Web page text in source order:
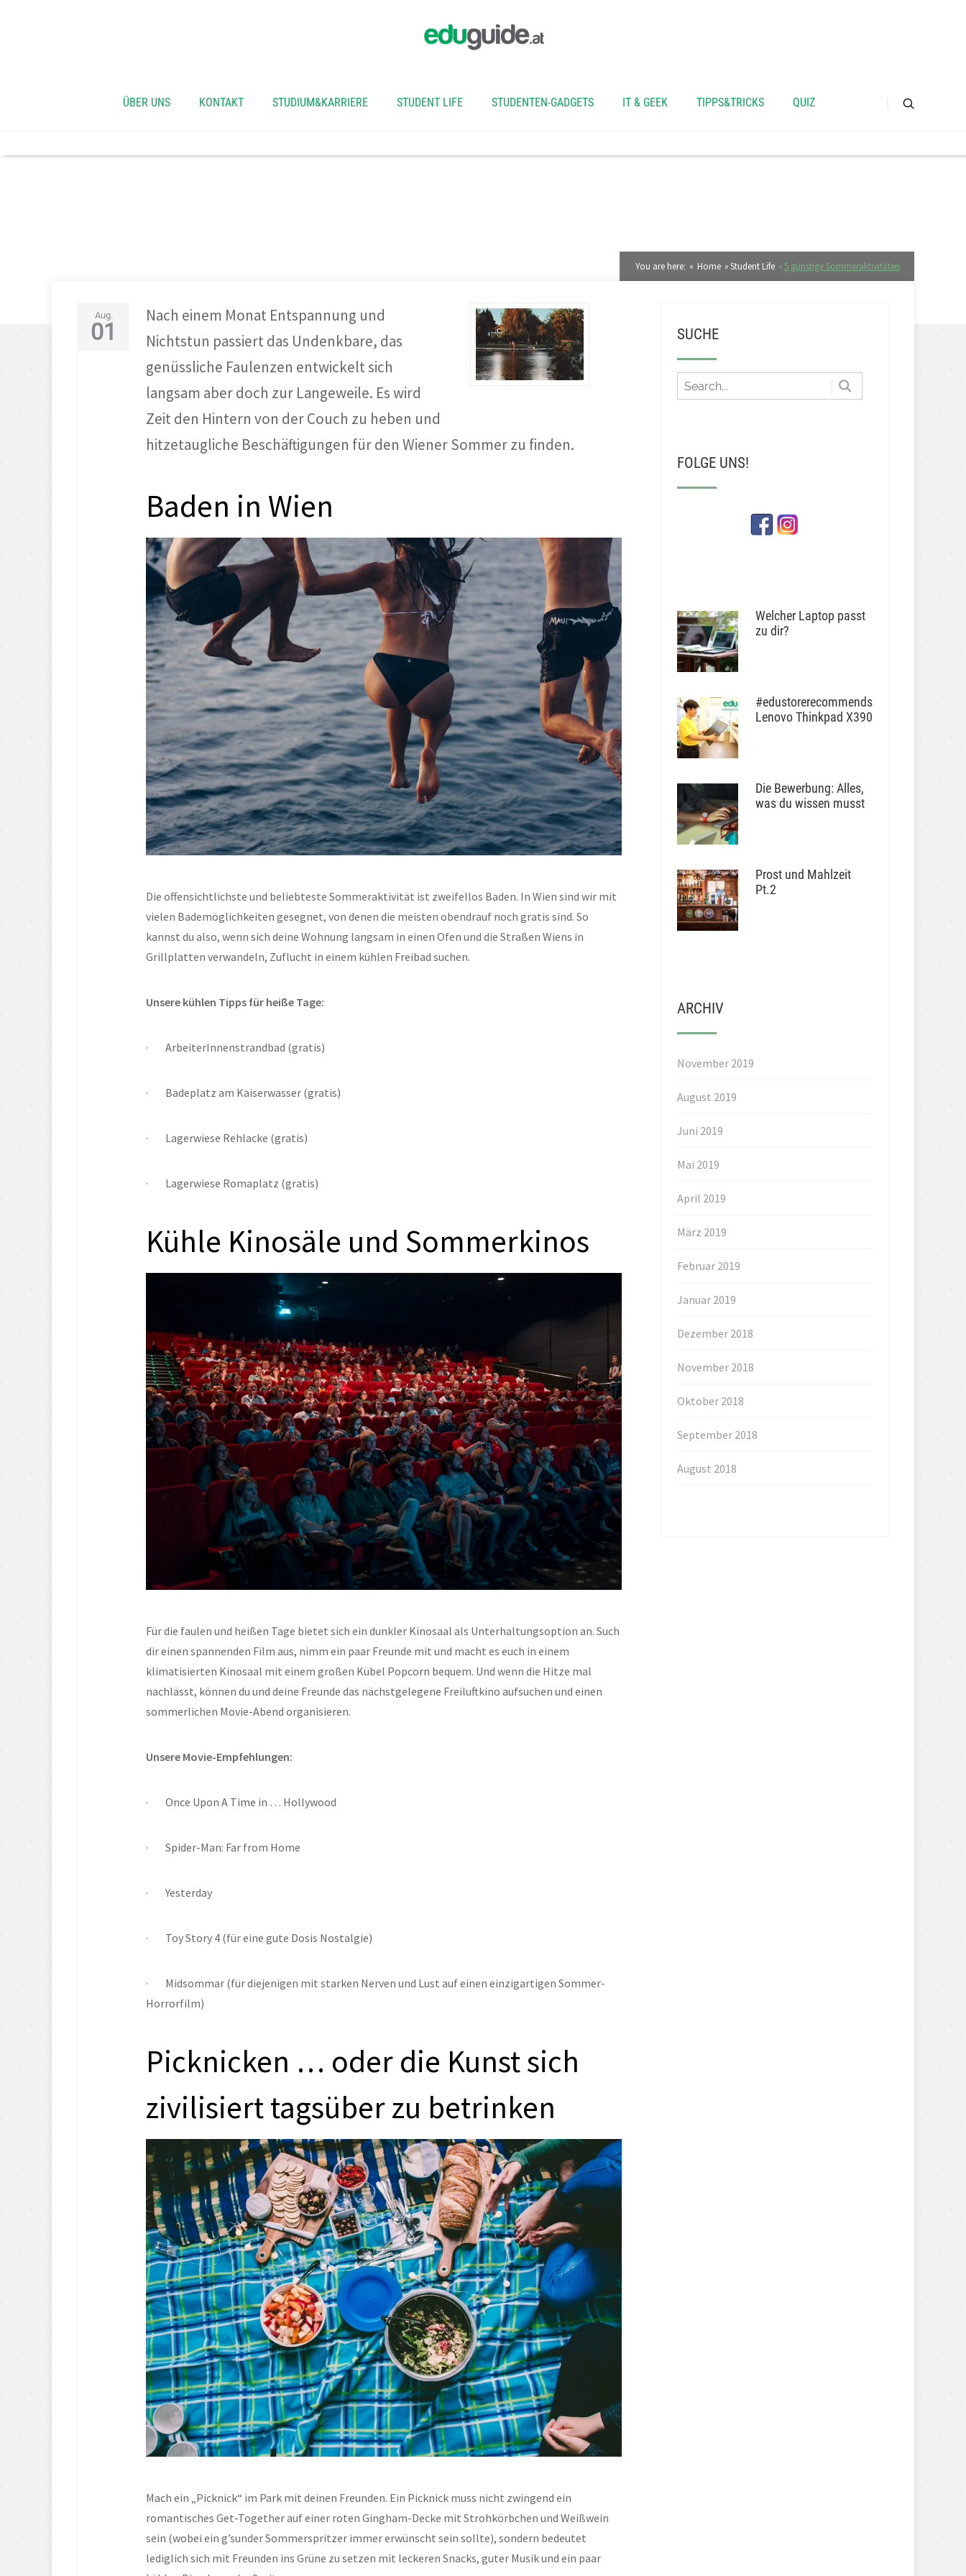
ÜBER UNS KONTAKT STUDIUM&KARRIERE STUDENT LIFE STUDENTEN-GADGETS IT & GEEK TIPPS&TRICKS QUIZ
You are here: Home Student Life 5 günstige Sommeraktivitäten
Aug.
01
Nach einem Monat Entspannung und
Nichtstun passiert das Undenkbare, das
genüssliche Faulenzen entwickelt sich
langsam aber doch zur Langeweile. Es wird
Zeit den Hintern von der Couch zu heben und
hitzetaugliche Beschäftigungen für den Wiener Sommer zu finden.
Baden in Wien
Die offensichtlichste und beliebteste Sommeraktivität ist zweifellos Baden. In Wien sind wir mit
vielen Bademöglichkeiten gesegnet, von denen die meisten obendrauf noch gratis sind. So
kannst du also, wenn sich deine Wohnung langsam in einen Ofen und die Straßen Wiens in
Grillplatten verwandeln, Zuflucht in einem kühlen Freibad suchen.
Unsere kühlen Tipps für heiße Tage:
·        ArbeiterInnenstrandbad (gratis)
·        Badeplatz am Kaiserwasser (gratis)
·        Lagerwiese Rehlacke (gratis)
·        Lagerwiese Romaplatz (gratis)
Kühle Kinosäle und Sommerkinos
Für die faulen und heißen Tage bietet sich ein dunkler Kinosaal als Unterhaltungsoption an. Such
dir einen spannenden Film aus, nimm ein paar Freunde mit und macht es euch in einem
klimatisierten Kinosaal mit einem großen Kübel Popcorn bequem. Und wenn die Hitze mal
nachlässt, können du und deine Freunde das nächstgelegene Freiluftkino aufsuchen und einen
sommerlichen Movie-Abend organisieren.
Unsere Movie-Empfehlungen:
·        Once Upon A Time in … Hollywood
·        Spider-Man: Far from Home
·        Yesterday
·        Toy Story 4 (für eine gute Dosis Nostalgie)
·        Midsommar (für diejenigen mit starken Nerven und Lust auf einen einzigartigen Sommer-
Horrorfilm)
Picknicken … oder die Kunst sich
zivilisiert tagsüber zu betrinken
Mach ein „Picknick“ im Park mit deinen Freunden. Ein Picknick muss nicht zwingend ein
romantisches Get-Together auf einer roten Gingham-Decke mit Strohkörbchen und Weißwein
sein (wobei ein g’sunder Sommerspritzer immer erwünscht sein sollte), sondern bedeutet
lediglich sich mit Freunden ins Grüne zu setzen mit leckeren Snacks, guter Musik und ein paar
SUCHE
FOLGE UNS!
Welcher Laptop passt
zu dir?
#edustorerecommends
Lenovo Thinkpad X390
Die Bewerbung: Alles,
was du wissen musst
Prost und Mahlzeit
Pt.2
ARCHIV
November 2019
August 2019
Juni 2019
Mai 2019
April 2019
März 2019
Februar 2019
Januar 2019
Dezember 2018
November 2018
Oktober 2018
September 2018
August 2018